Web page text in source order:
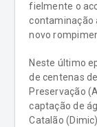
fielmente o
contaminação
novo
Neste último
de centenas
Preservação
captação de
Catalão